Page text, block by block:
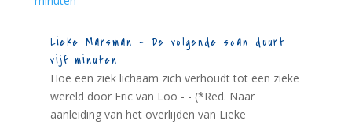
Lieke Marsman – De volgende scan duurt
vijf minuten
Hoe een ziek lichaam zich verhoudt tot een zieke
wereld door Eric van Loo - - (*Red. Naar
aanleiding van het overlijden van Lieke